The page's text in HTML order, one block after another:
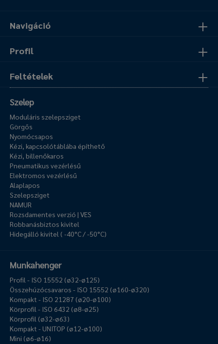
Navigáció
Profil
Feltételek
Szelep
Moduláris szelepsziget
Görgős
Nyomócsapos
Kézi, kapcsolótáblába építhető
Kézi, billenőkaros
Pneumatikus vezérlésű
Elektromos vezérlésű
Alaplapos
Szelepsziget
NAMUR
Rozsdamentes verzió | VES
Robbanásbiztos kivitel
Hidegálló kivitel ( -40°C / -50°C)
Munkahenger
Profil - ISO 15552 (ø32-ø125)
Összehúzócsavaros - ISO 15552 (ø160-ø320)
Kompakt - ISO 21287 (ø20-ø100)
Körprofil - ISO 6432 (ø8-ø25)
Körprofil (ø32-ø63)
Kompakt - UNITOP (ø12-ø100)
Mini (ø6-ø16)